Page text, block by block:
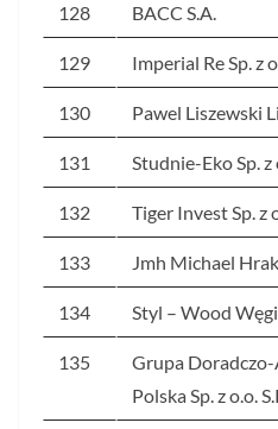
128 BACC S.A.
129 Imperial Re Sp. z
130 Pawel Liszewski
131 Studnie-Eko Sp. z
132 Tiger Invest Sp. z
133 Jmh Michael
134 Styl – Wood
135
Grupa
Polska Sp. z o.o.